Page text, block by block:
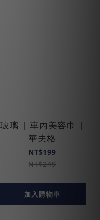
玻璃 | 車內美容巾 |
華夫格
NT$199
NT$249
加入購物車